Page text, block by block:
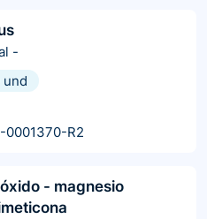
-
und
0001370-R2
- magnesio